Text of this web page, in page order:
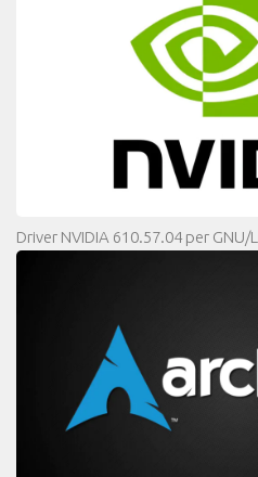
Driver NVIDIA 610.57.04 per